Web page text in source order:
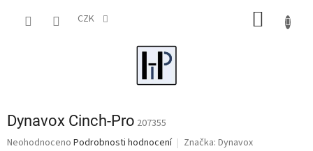
CZK
Dynavox Cinch-Pro 207355
Průměrné
Neohodnoceno Podrobnosti hodnocení Značka: Dynavox